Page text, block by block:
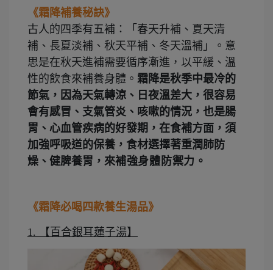
《霜降補養秘訣》
古人的四季有五補：「春天升補、夏天清
補、長夏淡補、秋天平補、冬天溫補」。意
思是在秋天進補需要循序漸進，以平緩、溫
性的飲食來補養身體。 霜降是秋季中最冷的
節氣，因為天氣轉涼、日夜溫差大，很容易
會有感冒、支氣管炎、咳嗽的情況，也是腸
胃、心血管疾病的好發期，在食補方面，須
加強呼吸道的保養，食材選擇著重潤肺防
燥、健脾養胃，來補強身體防禦力 。
《霜降必喝四款養生湯品》
1. 【百合銀耳蓮子湯】